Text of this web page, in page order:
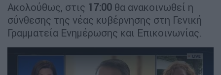
Ακολούθως, στις 17:00 θα ανακοινωθεί η
σύνθεσης της νέας κυβέρνησης στη Γενική
Γραμματεία Ενημέρωσης και Επικοινωνίας.